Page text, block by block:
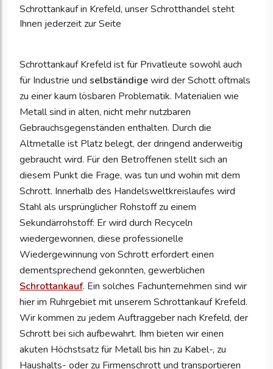
Schrottankauf in Krefeld, unser Schrotthandel steht
Ihnen jederzeit zur Seite
Schrottankauf Krefeld ist für Privatleute sowohl auch
für Industrie und selbständigewird der Schott oftmals
zu einer kaum lösbaren Problematik. Materialien wie
Metall sind in alten, nicht mehr nutzbaren
Gebrauchsgegenständen enthalten. Durch die
Altmetalle ist Platz belegt, der dringend anderweitig
gebraucht wird. Für den Betroffenen stellt sich an
diesem Punkt die Frage, was tun und wohin mit dem
Schrott. Innerhalb des Handelsweltkreislaufes wird
Stahl als ursprünglicher Rohstoff zu einem
Sekundärrohstoff: Er wird durch Recyceln
wiedergewonnen, diese professionelle
Wiedergewinnung von Schrott erfordert einen
dementsprechend gekonnten, gewerblichen
Schrottankauf. Ein solches Fachunternehmen sind wir
hier im Ruhrgebiet mit unserem Schrottankauf Krefeld.
Wir kommen zu jedem Auftraggeber nach Krefeld, der
Schrott bei sich aufbewahrt. Ihm bieten wir einen
akuten Höchstsatz für Metall bis hin zu Kabel-, zu
Haushalts- oder zu Firmenschrott und transportieren